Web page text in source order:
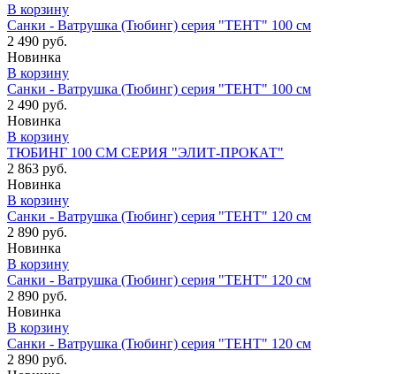
В корзину
Санки - Ватрушка (Тюбинг) серия "ТЕНТ" 100 см
2 490 руб.
Новинка
В корзину
Санки - Ватрушка (Тюбинг) серия "ТЕНТ" 100 см
2 490 руб.
Новинка
В корзину
ТЮБИНГ 100 СМ СЕРИЯ "ЭЛИТ-ПРОКАТ"
2 863 руб.
Новинка
В корзину
Санки - Ватрушка (Тюбинг) серия "ТЕНТ" 120 см
2 890 руб.
Новинка
В корзину
Санки - Ватрушка (Тюбинг) серия "ТЕНТ" 120 см
2 890 руб.
Новинка
В корзину
Санки - Ватрушка (Тюбинг) серия "ТЕНТ" 120 см
2 890 руб.